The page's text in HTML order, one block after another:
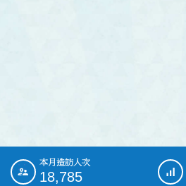
::: 本月造訪人次
18,785